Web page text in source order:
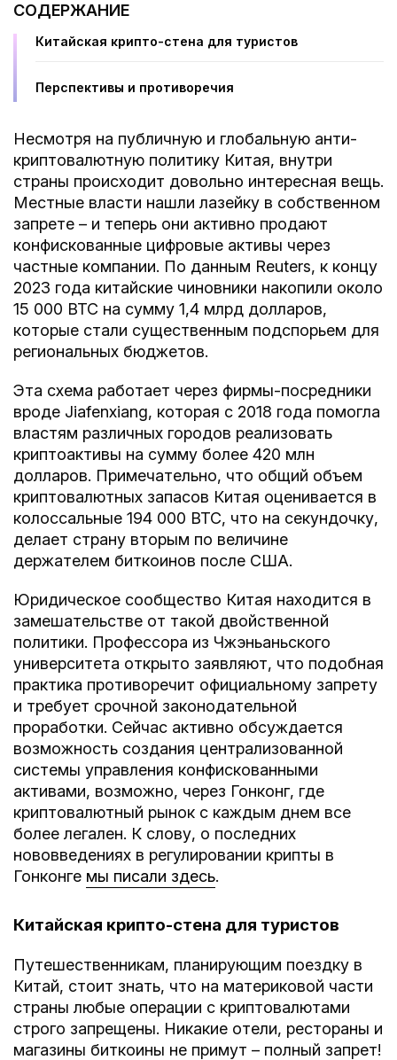
СОДЕРЖАНИЕ
Китайская крипто-стена для туристов
Перспективы и противоречия
Несмотря на публичную и глобальную анти-
криптовалютную политику Китая, внутри
страны происходит довольно интересная вещь.
Местные власти нашли лазейку в собственном
запрете – и теперь они активно продают
конфискованные цифровые активы через
частные компании. По данным Reuters, к концу
2023 года китайские чиновники накопили около
15 000 BTC на сумму 1,4 млрд долларов,
которые стали существенным подспорьем для
региональных бюджетов.
Эта схема работает через фирмы-посредники
вроде Jiafenxiang, которая с 2018 года помогла
властям различных городов реализовать
криптоактивы на сумму более 420 млн
долларов. Примечательно, что общий объем
криптовалютных запасов Китая оценивается в
колоссальные 194 000 BTC, что на секундочку,
делает страну вторым по величине
держателем биткоинов после США.
Юридическое сообщество Китая находится в
замешательстве от такой двойственной
политики. Профессора из Чжэньаньского
университета открыто заявляют, что подобная
практика противоречит официальному запрету
и требует срочной законодательной
проработки. Сейчас активно обсуждается
возможность создания централизованной
системы управления конфискованными
активами, возможно, через Гонконг, где
криптовалютный рынок с каждым днем все
более легален. К слову, о последних
нововведениях в регулировании крипты в
Гонконге мы писали здесь.
Китайская крипто-стена для туристов
Путешественникам, планирующим поездку в
Китай, стоит знать, что на материковой части
страны любые операции с криптовалютами
строго запрещены. Никакие отели, рестораны и
магазины биткоины не примут – полный запрет!